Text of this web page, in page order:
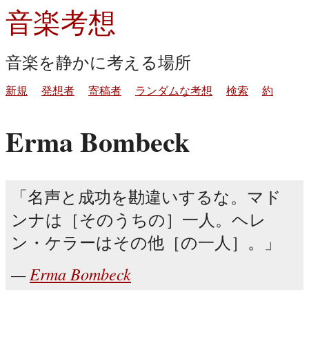
音楽考想
音楽を静かに考える場所
新規 発想者 寄稿者 ランダムな考想 検索 約
Erma Bombeck
名声と成功を勘違いするな。マド
ンナは［そのうちの］一人。ヘレ
ン・ケラーはその他［の一人］。
Erma Bombeck